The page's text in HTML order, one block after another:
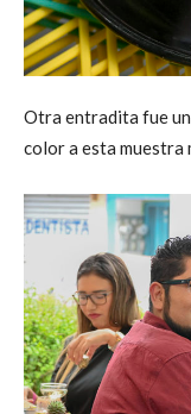
Otra entradita fue
color a esta muestra